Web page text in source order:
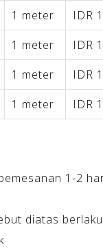
1 meter
IDR
1 meter
IDR
1 meter
IDR
1 meter IDR
1-2
diatas